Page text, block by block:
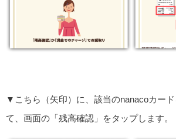
▼こちら（矢印）に、該当のnanacoカー
て、画面の「残高確認」をタップします。